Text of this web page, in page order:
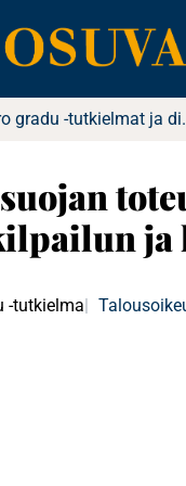
Pro gradu
ja
-tutkielma